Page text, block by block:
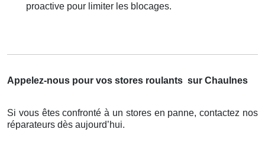
proactive pour limiter les blocages.
Appelez-nous pour vos stores roulants sur Chaulnes
Si vous êtes confronté à un stores en panne, contactez nos
réparateurs dès aujourd’hui.